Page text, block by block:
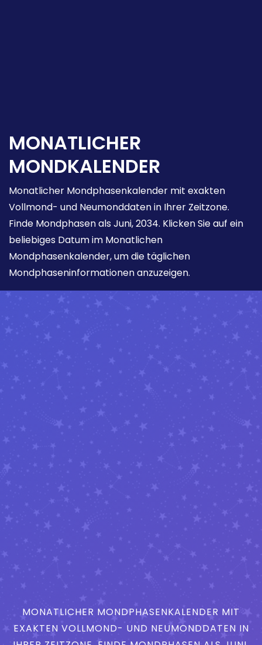
MONATLICHER
MONDKALENDER
Monatlicher Mondphasenkalender mit exakten
Vollmond- und Neumonddaten in Ihrer Zeitzone.
Finde Mondphasen als Juni, 2034. Klicken Sie auf ein
beliebiges Datum im Monatlichen
Mondphasenkalender, um die täglichen
Mondphaseninformationen anzuzeigen.
MONATLICHER MONDPHASENKALENDER MIT
EXAKTEN VOLLMOND- UND NEUMONDDATEN IN